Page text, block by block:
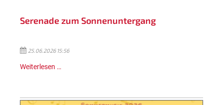
Serenade zum Sonnenuntergang
25.06.2026 15:56
Weiterlesen …